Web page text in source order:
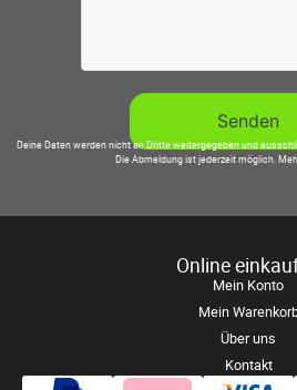
Deine Daten werden nicht an Dritte weitergegeben und
Die Abmeldung ist jederzeit möglich.
Online
Mein Konto
Mein
Über uns
Kontakt